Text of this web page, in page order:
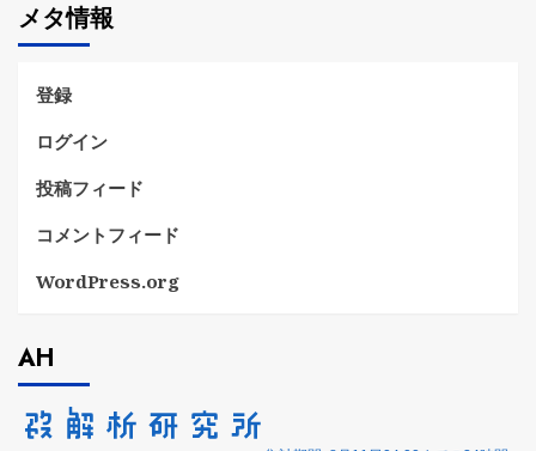
リ
ー
メタ情報
登録
ログイン
投稿フィード
コメントフィード
WordPress.org
AH